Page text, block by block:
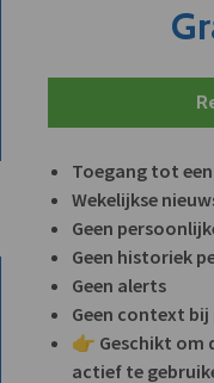
Toegang tot
Wekelijkse
Geen
Geen historiek
Geen alerts
Geen context
👉 Geschikt om
actief te